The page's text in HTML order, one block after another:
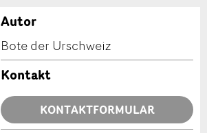
Autor
Bote der Urschweiz
Kontakt
KONTAKTFORMULAR